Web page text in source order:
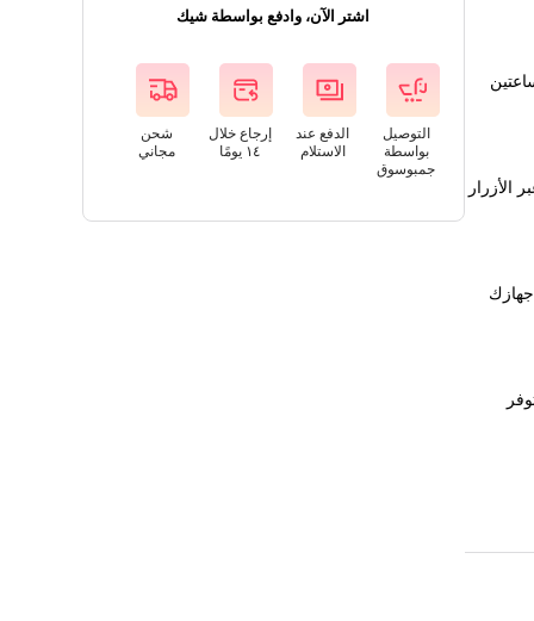
لتستمتع بساعتين
جهازك
اشتر الآن، وادفع بواسطة شيك
التوصيل
بواسطة
جمبوسوق
الدفع عند
الاستلام
إرجاع خلال
١٤ يومًا
شحن
مجاني